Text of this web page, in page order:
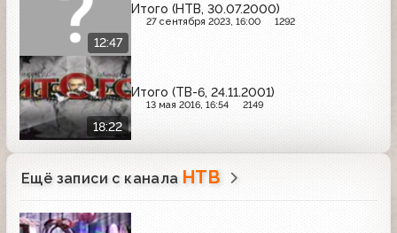
12:47
Итого (НТВ, 30.07.2000)
27 сентября 2023, 16:00 1292
18:22
Итого (ТВ-6, 24.11.2001)
13 мая 2016, 16:54 2149
Ещё записи с канала НТВ